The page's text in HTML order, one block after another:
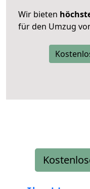
Wir bieten
für den Umzug